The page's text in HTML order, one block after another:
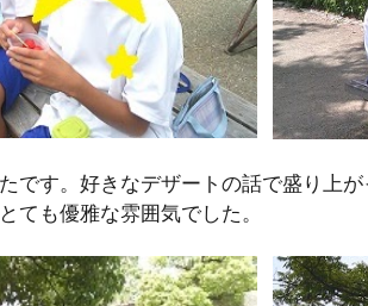
す。好きなデザートの話で盛り上
ても優雅な雰囲気でした。